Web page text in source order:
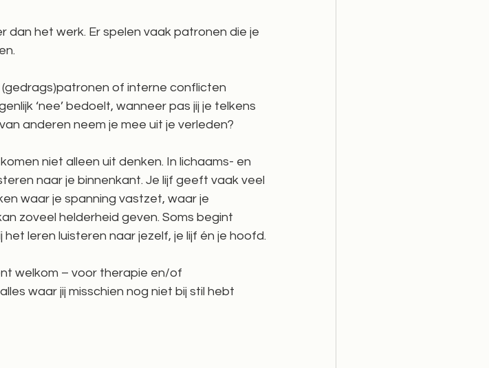
het werk. Er spelen vaak patronen die je
of interne conflicten
‘nee’ bedoelt, wanneer pas jij je telkens
anderen neem je mee uit je verleden?
niet alleen uit denken. In lichaams- en
naar je binnenkant. Je lijf geeft vaak veel
waar je spanning vastzet, waar je
zoveel helderheid geven. Soms begint
leren luisteren naar jezelf, je lijf én je hoofd.
welkom – voor therapie en/of
waar jij misschien nog niet bij stil hebt